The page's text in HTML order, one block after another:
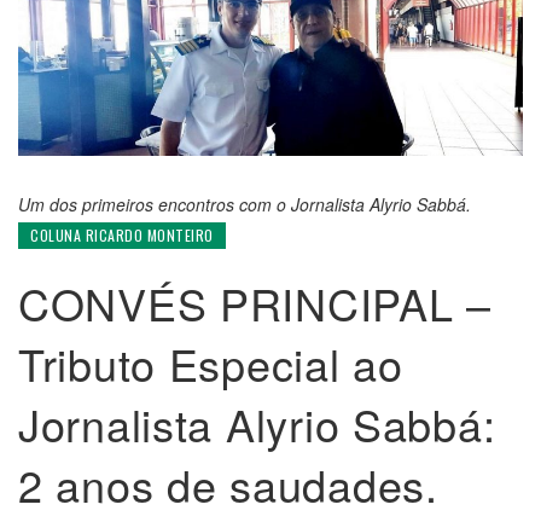
Um dos primeiros encontros com o Jornalista Alyrio Sabbá.
COLUNA RICARDO MONTEIRO
CONVÉS PRINCIPAL –
Tributo Especial ao
Jornalista Alyrio Sabbá:
2 anos de saudades.